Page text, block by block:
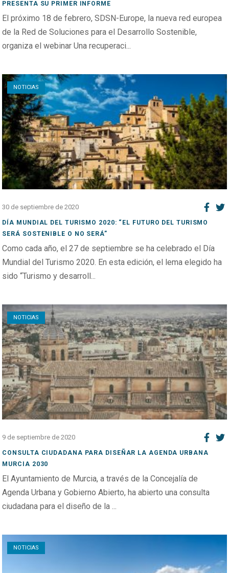
PRESENTA SU PRIMER INFORME
El próximo 18 de febrero, SDSN-Europe, la nueva red europea
de la Red de Soluciones para el Desarrollo Sostenible,
organiza el webinar Una recuperaci...
NOTICIAS
Open post
30 de septiembre de 2020
DÍA MUNDIAL DEL TURISMO 2020: “EL FUTURO DEL TURISMO
SERÁ SOSTENIBLE O NO SERÁ”
Como cada año, el 27 de septiembre se ha celebrado el Día
Mundial del Turismo 2020. En esta edición, el lema elegido ha
sido “Turismo y desarroll...
NOTICIAS
Open post
9 de septiembre de 2020
CONSULTA CIUDADANA PARA DISEÑAR LA AGENDA URBANA
MURCIA 2030
El Ayuntamiento de Murcia, a través de la Concejalía de
Agenda Urbana y Gobierno Abierto, ha abierto una consulta
ciudadana para el diseño de la ...
NOTICIAS
Open post